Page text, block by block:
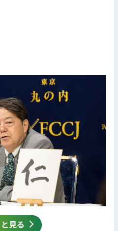
見る